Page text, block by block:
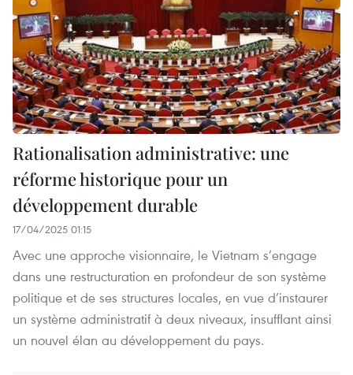
Rationalisation administrative: une
réforme historique pour un
développement durable
17/04/2025 01:15
Avec une approche visionnaire, le Vietnam s’engage
dans une restructuration en profondeur de son système
politique et de ses structures locales, en vue d’instaurer
un système administratif à deux niveaux, insufflant ainsi
un nouvel élan au développement du pays.